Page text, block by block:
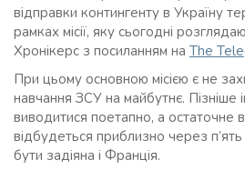
відправки контингенту в Україну
рамках місії, яку сьогодні
Хронікерс з посиланням на The
При цьому основною місією є не
навчання ЗСУ на майбутнє. Пізніше
виводитися поетапно, а остаточне
відбудеться приблизно через п’ять
бути задіяна і Франція.